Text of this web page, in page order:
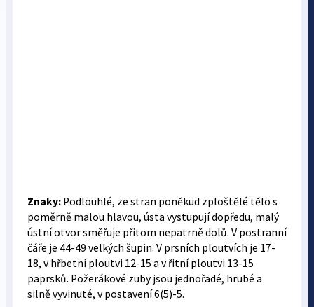
Znaky: Podlouhlé, ze stran poněkud zploštělé tělo s
poměrně malou hlavou, ústa vystupují dopředu, malý
ústní otvor směřuje přitom nepatrně dolů. V postranní
čáře je 44-49 velkých šupin. V prsních ploutvích je 17-
18, v hřbetní ploutvi 12-15 a v řitní ploutvi 13-15
paprsků. Požerákové zuby jsou jednořadé, hrubé a
silně vyvinuté, v postavení 6(5)-5.